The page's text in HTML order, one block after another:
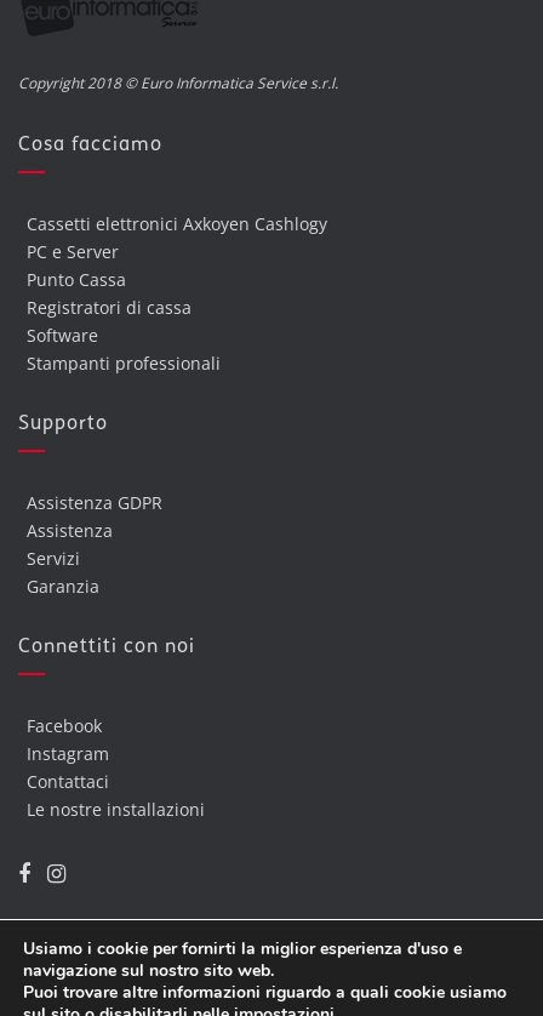
Copyright 2018 © Euro Informatica Service s.r.l.
Cosa facciamo
Cassetti elettronici Axkoyen Cashlogy
PC e Server
Punto Cassa
Registratori di cassa
Software
Stampanti professionali
Supporto
Assistenza GDPR
Assistenza
Servizi
Garanzia
Connettiti con noi
Facebook
Instagram
Contattaci
Le nostre installazioni
Copyright @ 2019 Euro Informatica| Developed ByEuroinf
Usiamo i cookie per fornirti la miglior esperienza d'uso e
navigazione sul nostro sito web.
Puoi trovare altre informazioni riguardo a quali cookie usiamo